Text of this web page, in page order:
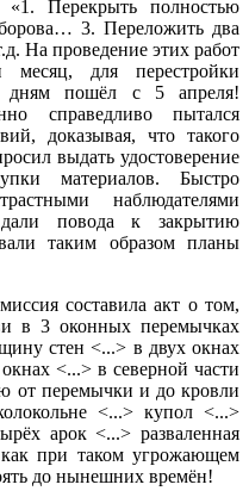
«1. Перекрыть полностью
3. Переложить два
На проведение этих работ
для перестройки
дням пошёл с 5 апреля!
справедливо пытался
доказывая, что такого
выдать удостоверение
материалов. Быстро
наблюдателями
повода к закрытию
таким образом планы
составила акт о том,
в 3 оконных перемычках
стен <...> в двух окнах
<...> в северной части
от перемычки и до кровли
<...> купол <...>
арок <...> разваленная
как при таком угрожающем
до нынешних времён!